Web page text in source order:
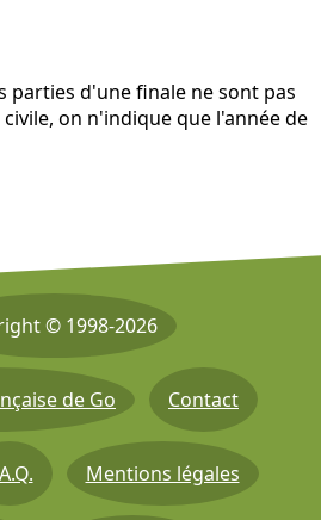
parties d'une finale ne sont pas
on n'indique que l'année de
© 1998-2026
de Go Contact
Mentions légales